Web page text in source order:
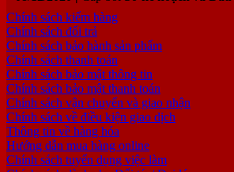
Chính sách kiểm hàng
Chính sách đổi trả
Chính sách bảo hành sản phẩm
Chính sách thanh toán
Chính sách bảo mật thông tin
Chính sách bảo mật thanh toán
Chính sách vận chuyển và giao nhận
Chính sách về điều kiện giao dịch
Thông tin về hàng hóa
Hướng dẫn mua hàng online
Chính sách tuyển dụng việc làm